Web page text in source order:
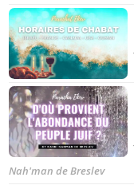
Nah'man de Breslev